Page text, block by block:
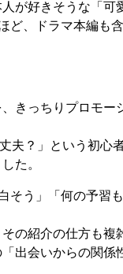
が好きそうな「可
ど、ドラマ本編も
きっちりプロモー
夫？」という初心
た。
そう」「何の予習
の紹介の仕方も複
出会いからの関係